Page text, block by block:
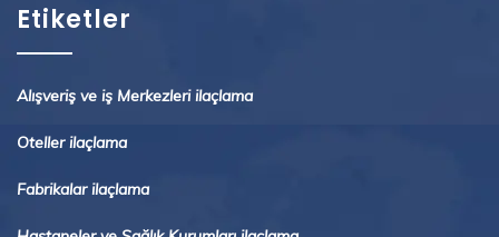
Etiketler
Alışveriş ve iş Merkezleri ilaçlama
Oteller ilaçlama
Fabrikalar ilaçlama